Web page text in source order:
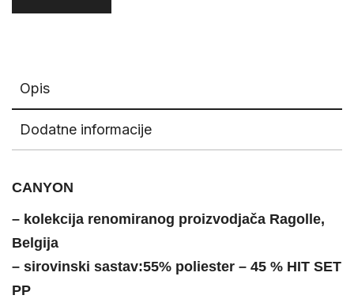
Opis
Dodatne informacije
CANYON
– kolekcija renomiranog proizvodjača Ragolle,
Belgija
– sirovinski sastav:55% poliester – 45 % HIT SET
PP